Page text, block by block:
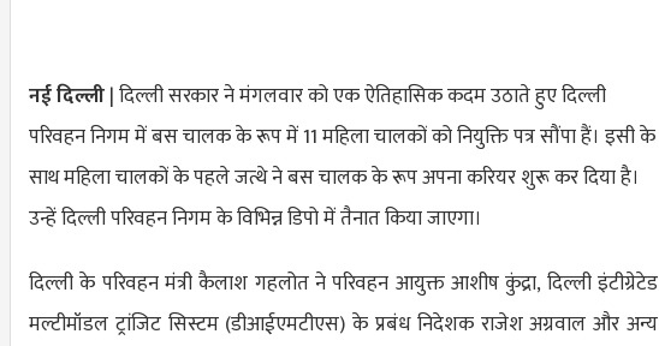
नई दिल्ली| दिल्ली सरकार ने मंगलवार को एक ऐतिहासिक कदम उठाते हुए दिल्ली
परिवहन निगम में बस चालक के रूप में 11 महिला चालकों को नियुक्ति पत्र सौंपा हैं। इसी के
साथ महिला चालकों के पहले जत्थे ने बस चालक के रूप अपना करियर शुरू कर दिया है।
उन्हें दिल्ली परिवहन निगम के विभिन्न डिपो में तैनात किया जाएगा।
दिल्ली के परिवहन मंत्री कैलाश गहलोत ने परिवहन आयुक्त आशीष कुंद्रा, दिल्ली इंटीग्रेटेड
मल्टीमॉडल ट्रांजिट सिस्टम (डीआईएमटीएस) के प्रबंध निदेशक राजेश अग्रवाल और अन्य